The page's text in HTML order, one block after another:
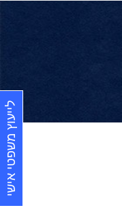
לייעוץ משפטי אישי